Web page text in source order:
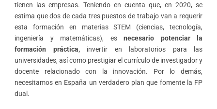
tienen las empresas. Teniendo en cuenta que, en 2020, se
estima que dos de cada tres puestos de trabajo van a requerir
esta formación en materias STEM (ciencias, tecnología,
ingeniería y matemáticas), es necesario potenciar la
formación práctica,invertir en laboratorios para las
universidades, así como prestigiar el currículo de investigador y
docente relacionado con la innovación. Por lo demás,
necesitamos en España un verdadero plan que fomente la FP
dual.